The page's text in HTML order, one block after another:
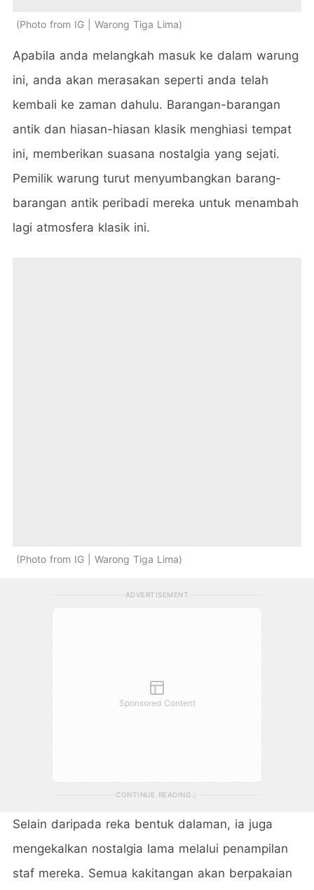
Photo from IG | Warong Tiga Lima
Apabila anda melangkah masuk ke dalam warung
ini, anda akan merasakan seperti anda telah
kembali ke zaman dahulu. Barangan-barangan
antik dan hiasan-hiasan klasik menghiasi tempat
ini, memberikan suasana nostalgia yang sejati.
Pemilik warung turut menyumbangkan barang-
barangan antik peribadi mereka untuk menambah
lagi atmosfera klasik ini.
Photo from IG | Warong Tiga Lima
ADVERTISEMENT
Sponsored Content
CONTINUE READING
Selain daripada reka bentuk dalaman, ia juga
mengekalkan nostalgia lama melalui penampilan
staf mereka. Semua kakitangan akan berpakaian